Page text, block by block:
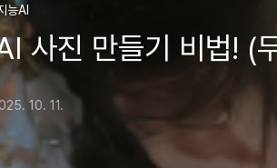
능AI
사진 만들기 비법! (
10. 11.